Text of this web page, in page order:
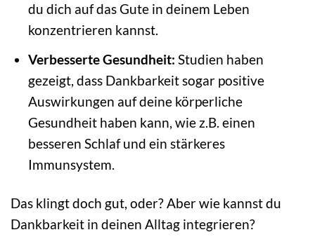
du dich auf das Gute in deinem Leben
konzentrieren kannst.
Verbesserte Gesundheit: Studien haben
gezeigt, dass Dankbarkeit sogar positive
Auswirkungen auf deine körperliche
Gesundheit haben kann, wie z.B. einen
besseren Schlaf und ein stärkeres
Immunsystem.
Das klingt doch gut, oder? Aber wie kannst du
Dankbarkeit in deinen Alltag integrieren?